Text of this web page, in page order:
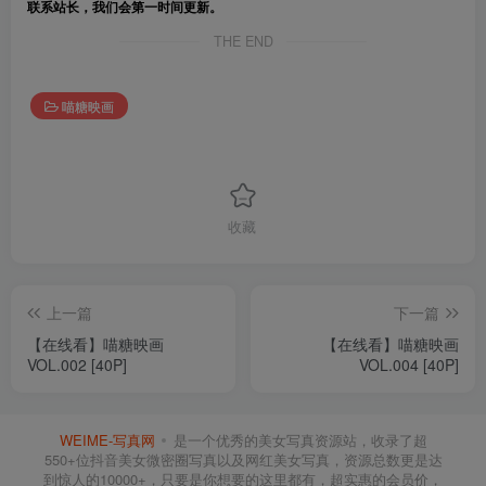
联系站长，我们会第一时间更新。
THE END
喵糖映画
收藏
上一篇
【在线看】喵糖映画
VOL.002 [40P]
下一篇
【在线看】喵糖映画
VOL.004 [40P]
WEIME-写真网
是一个优秀的美女写真资源站，收录了超
550+位抖音美女微密圈写真以及网红美女写真，资源总数更是达
到惊人的10000+，只要是你想要的这里都有，超实惠的会员价，